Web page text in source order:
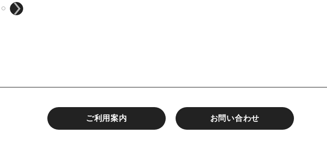
ご利用案内 お問い合わせ